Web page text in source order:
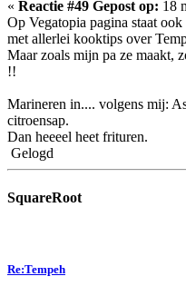
« Reactie #49 Gepost op: 18
Op Vegatopia pagina staat
met allerlei kooktips over
Maar zoals mijn pa ze maakt,
!!
Marineren in.... volgens mij:
citroensap.
Dan heeeel heet frituren.
Gelogd
SquareRoot
Re:Tempeh